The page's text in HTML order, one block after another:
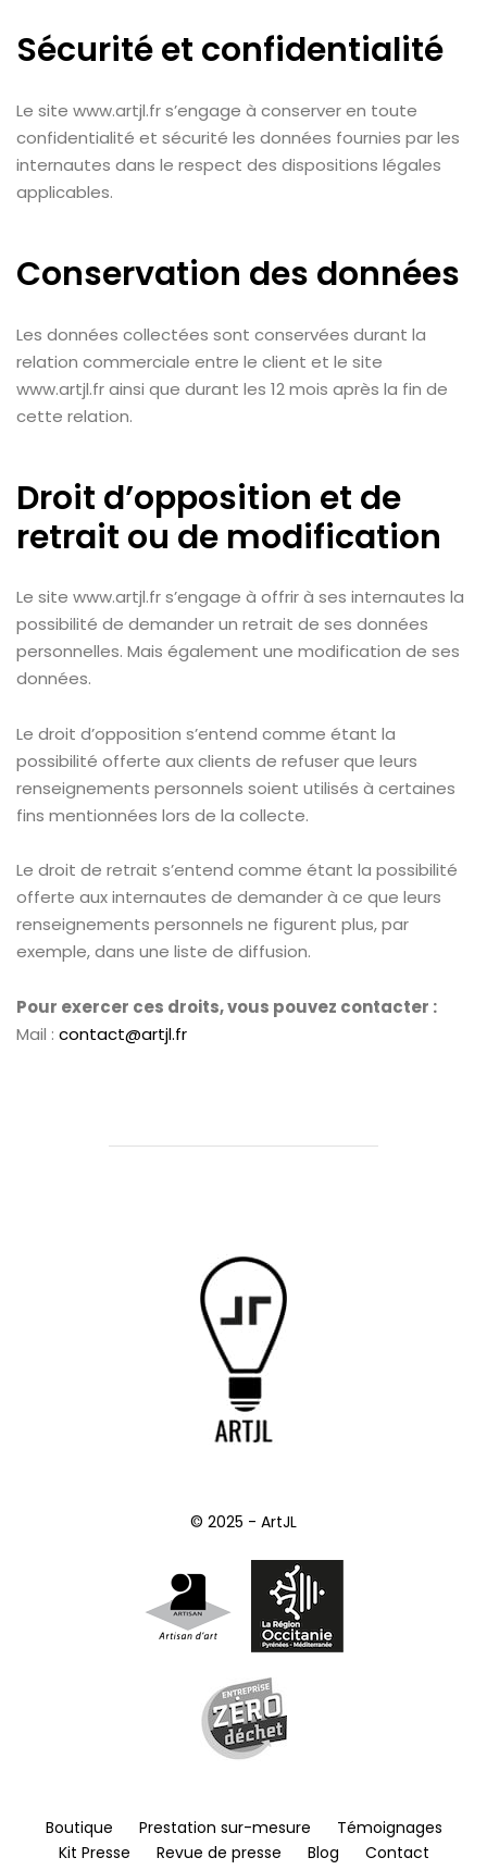
Sécurité et confidentialité
Le site www.artjl.fr s’engage à conserver en toute
confidentialité et sécurité les données fournies par les
internautes dans le respect des dispositions légales
applicables.
Conservation des données
Les données collectées sont conservées durant la
relation commerciale entre le client et le site
www.artjl.fr ainsi que durant les 12 mois après la fin de
cette relation.
Droit d’opposition et de
retrait ou de modification
Le site www.artjl.fr s’engage à offrir à ses internautes la
possibilité de demander un retrait de ses données
personnelles. Mais également une modification de ses
données.
Le droit d’opposition s’entend comme étant la
possibilité offerte aux clients de refuser que leurs
renseignements personnels soient utilisés à certaines
fins mentionnées lors de la collecte.
Le droit de retrait s’entend comme étant la possibilité
offerte aux internautes de demander à ce que leurs
renseignements personnels ne figurent plus, par
exemple, dans une liste de diffusion.
Pour exercer ces droits, vous pouvez contacter :
Mail : contact@artjl.fr
© 2025 - ArtJL
Boutique Prestation sur-mesure
Témoignages
Kit Presse
Revue de presse Blog Contact